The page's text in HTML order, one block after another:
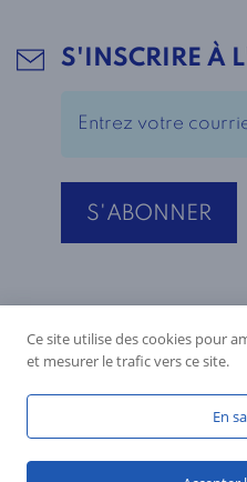
S'INSCRIRE À
Ce site utilise des cookies pour
et mesurer le trafic vers ce site.
En